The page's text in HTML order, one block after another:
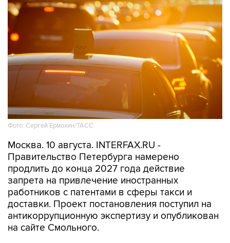
Фото: Сергей Ермохин/ТАСС
Москва. 10 августа. INTERFAX.RU -
Правительство Петербурга намерено
продлить до конца 2027 года действие
запрета на привлечение иностранных
работников с патентами в сферы такси и
доставки. Проект постановления поступил на
антикоррупционную экспертизу и опубликован
на сайте Смольного.